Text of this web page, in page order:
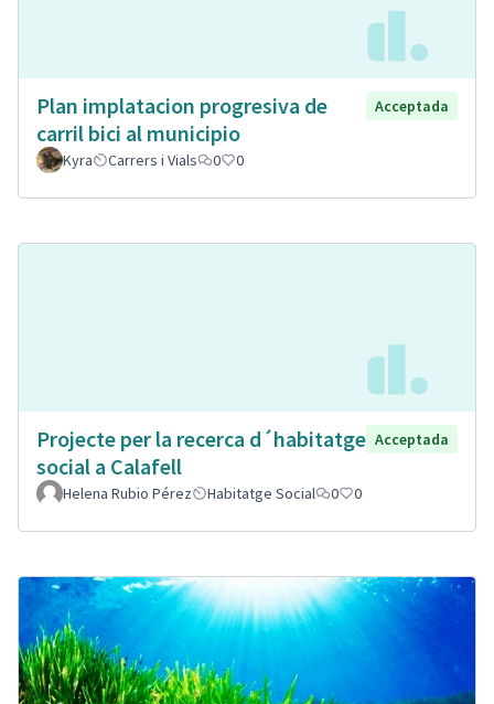
Plan implatacion progresiva de
carril bici al municipio
Acceptada
Kyra Carrers i Vials 0 0
Projecte per la recerca d´habitatge
social a Calafell
Acceptada
Helena Rubio Pérez Habitatge Social 0 0